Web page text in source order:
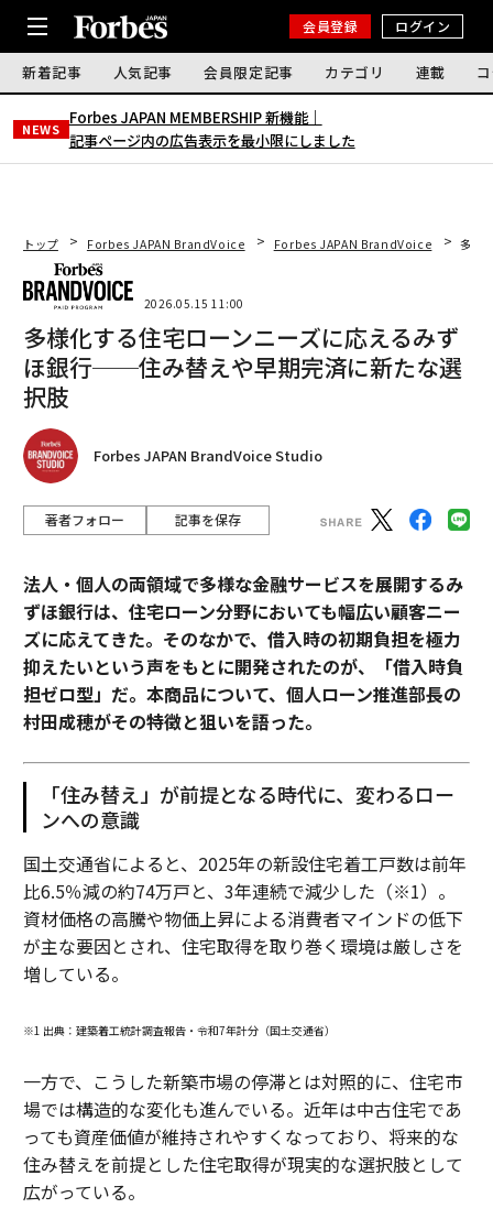
会員登録 ログイン
新着記事 人気記事 会員限定記事 カテゴリ 連載
NEWS
Forbes JAPAN MEMBERSHIP 新機能｜
記事ページ内の広告表示を最小限にしました
トップ Forbes JAPAN BrandVoice Forbes JAPAN BrandVoice 多様
2026.05.15 11:00
多様化する住宅ローンニーズに応えるみず
ほ銀行──住み替えや早期完済に新たな選
択肢
Forbes JAPAN BrandVoice Studio
著者フォロー 記事を保存
法人・個人の両領域で多様な金融サービスを展開するみ
ずほ銀行は、住宅ローン分野においても幅広い顧客ニー
ズに応えてきた。そのなかで、借入時の初期負担を極力
抑えたいという声をもとに開発されたのが、「借入時負
担ゼロ型」だ。本商品について、個人ローン推進部長の
村田成穂がその特徴と狙いを語った。
「住み替え」が前提となる時代に、変わるロー
ンへの意識
国土交通省によると、2025年の新設住宅着工戸数は前年
比6.5％減の約74万戸と、3年連続で減少した（※1）。
資材価格の高騰や物価上昇による消費者マインドの低下
が主な要因とされ、住宅取得を取り巻く環境は厳しさを
増している。
※1 出典：建築着工統計調査報告・令和7年計分（国土交通省）
一方で、こうした新築市場の停滞とは対照的に、住宅市
場では構造的な変化も進んでいる。近年は中古住宅であ
っても資産価値が維持されやすくなっており、将来的な
住み替えを前提とした住宅取得が現実的な選択肢として
広がっている。